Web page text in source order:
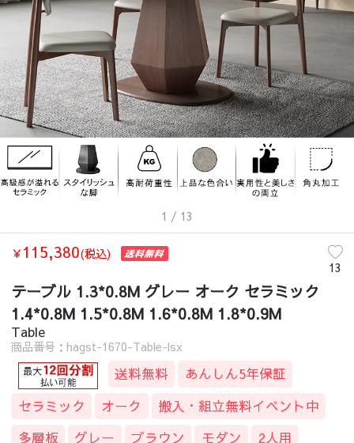
1 / 13
￥115,380(税込)
13
テーブル 1.3*0.8M グレー オーク セラミック
1.4*0.8M 1.5*0.8M 1.6*0.8M 1.8*0.9M
Table
商品番号：hagst-1670-Table-lsx
送料無料
あんしん5年保証
セラミック
オーク
搬入・組立無料イベント中
多層板
グレー ブラウン モダン 2人用